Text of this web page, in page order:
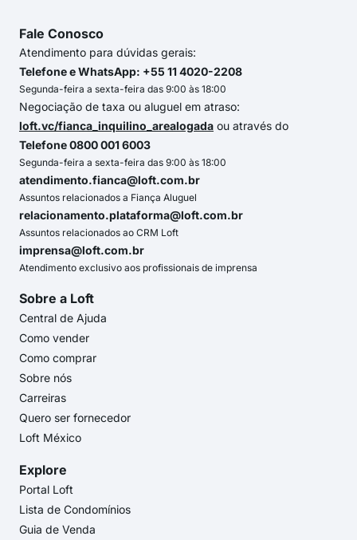
Fale Conosco
Atendimento para dúvidas gerais:
Telefone e WhatsApp: +55 11 4020-2208
Segunda-feira a sexta-feira das 9:00 às 18:00
Negociação de taxa ou aluguel em atraso:
loft.vc/fianca_inquilino_arealogada ou através do
Telefone 0800 001 6003
Segunda-feira a sexta-feira das 9:00 às 18:00
atendimento.fianca@loft.com.br
Assuntos relacionados a Fiança Aluguel
relacionamento.plataforma@loft.com.br
Assuntos relacionados ao CRM Loft
imprensa@loft.com.br
Atendimento exclusivo aos profissionais de imprensa
Sobre a Loft
Central de Ajuda
Como vender
Como comprar
Sobre nós
Carreiras
Quero ser fornecedor
Loft México
Explore
Portal Loft
Lista de Condomínios
Guia de Venda